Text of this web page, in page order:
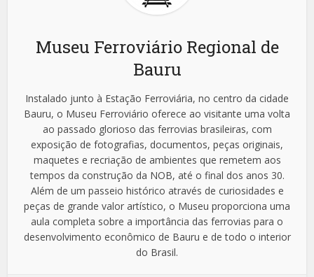
Museu Ferroviário Regional de
Bauru
Instalado junto à Estação Ferroviária, no centro da cidade
Bauru, o Museu Ferroviário oferece ao visitante uma volta
ao passado glorioso das ferrovias brasileiras, com
exposição de fotografias, documentos, peças originais,
maquetes e recriação de ambientes que remetem aos
tempos da construção da NOB, até o final dos anos 30.
Além de um passeio histórico através de curiosidades e
peças de grande valor artístico, o Museu proporciona uma
aula completa sobre a importância das ferrovias para o
desenvolvimento econômico de Bauru e de todo o interior
do Brasil.